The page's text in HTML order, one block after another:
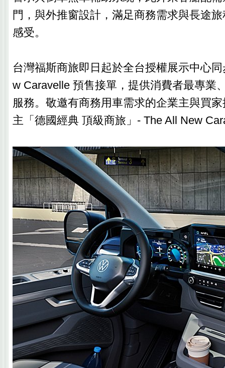
門，與外推窗設計，滿足商務需求與長途
感受。
台灣福斯商旅即日起於全台授權展示中心
w Caravelle 預售接單，提供消費者最專業
服務。敬邀有商務用車需求的企業主與買
主「德國經典 頂級商旅」- The All New